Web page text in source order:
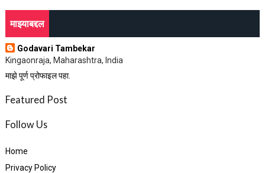
माझ्याबद्दल
Godavari Tambekar
Kingaonraja, Maharashtra, India
माझे पूर्ण प्रोफाइल पहा.
Featured Post
Follow Us
Home
Privacy Policy